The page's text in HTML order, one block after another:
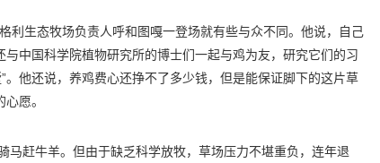
格利生态牧场负责人呼和图嘎一登场就有些与众不同。他说，自己
与中国科学院植物研究所的博士们一起与鸡为友，研究它们的习
。他还说，养鸡费心还挣不了多少钱，但是能保证脚下的这片草
愿。
马赶牛羊。但由于缺乏科学放牧，草场压力不堪重负，连年退